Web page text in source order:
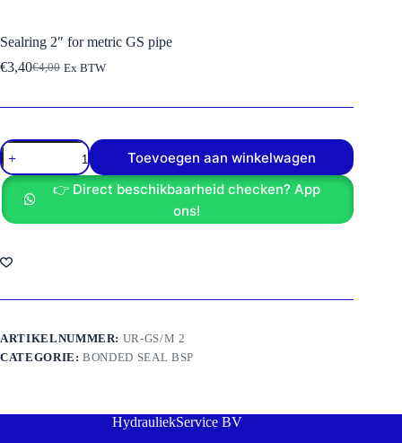
Sealring 2″ for metric GS pipe
€4,00
Oorspronkelijke
was:
€3,40Huidige
is:
Ex BTW
Sealring
2"
for
metric
GS
pipe
Toevoegen aan winkelwagen
👉 Direct beschikbaarheid checken? App
ons!
ARTIKELNUMMER: UR-GS/M 2
CATEGORIE:BONDED SEAL BSP
HydrauliekService BV